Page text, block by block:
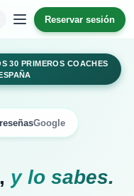
Reservar sesión
30 PRIMEROS COACHES
Google
y lo sabes.